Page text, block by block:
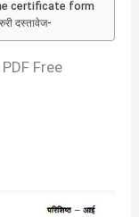
certificate form
दस्तावेज-
Free